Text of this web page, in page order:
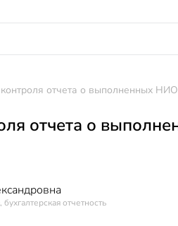
отчета о выполненных
отчета о
отчетность